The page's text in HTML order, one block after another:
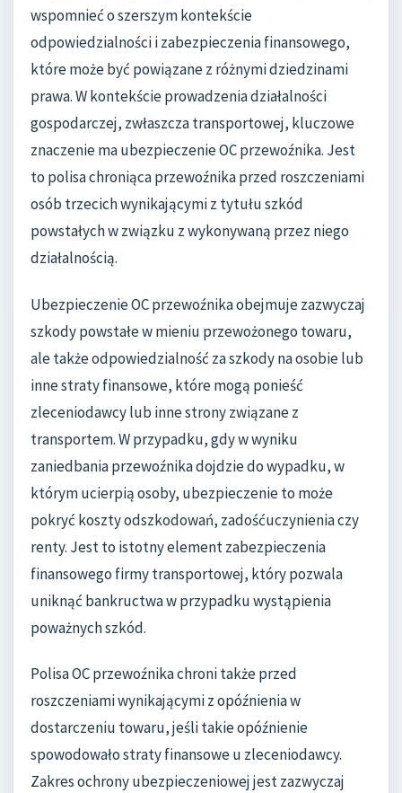
wspomnieć o szerszym kontekście
odpowiedzialności i zabezpieczenia finansowego,
które może być powiązane z różnymi dziedzinami
prawa. W kontekście prowadzenia działalności
gospodarczej, zwłaszcza transportowej, kluczowe
znaczenie ma ubezpieczenie OC przewoźnika. Jest
to polisa chroniąca przewoźnika przed roszczeniami
osób trzecich wynikającymi z tytułu szkód
powstałych w związku z wykonywaną przez niego
działalnością.
Ubezpieczenie OC przewoźnika obejmuje zazwyczaj
szkody powstałe w mieniu przewożonego towaru,
ale także odpowiedzialność za szkody na osobie lub
inne straty finansowe, które mogą ponieść
zleceniodawcy lub inne strony związane z
transportem. W przypadku, gdy w wyniku
zaniedbania przewoźnika dojdzie do wypadku, w
którym ucierpią osoby, ubezpieczenie to może
pokryć koszty odszkodowań, zadośćuczynienia czy
renty. Jest to istotny element zabezpieczenia
finansowego firmy transportowej, który pozwala
uniknąć bankructwa w przypadku wystąpienia
poważnych szkód.
Polisa OC przewoźnika chroni także przed
roszczeniami wynikającymi z opóźnienia w
dostarczeniu towaru, jeśli takie opóźnienie
spowodowało straty finansowe u zleceniodawcy.
Zakres ochrony ubezpieczeniowej jest zazwyczaj